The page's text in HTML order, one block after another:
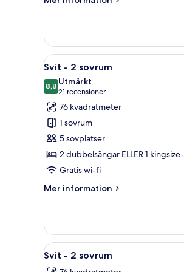
(Superior)
rum
vid
havet
(Superior)
Öppna
alla
foton
för
Svit
-
2
sovrum
Ett
8
Svit - 2 sovrum
8,88,8 av 10
Utmärkt
21 recensioner
(21 recensioner)
76 kvadratmeter
1 sovrum
5 sovplatser
2 dubbelsängar ELLER 1
Gratis wi-fi
Mer information
Mer
-
sovrum
Öppna
alla
Ett
8
Svit - 2 sovrum